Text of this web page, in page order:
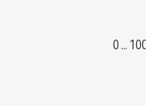
0 ... 100